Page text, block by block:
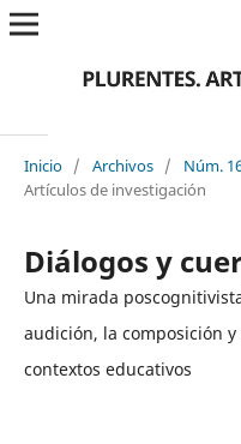
Inicio / Archivos / Núm.
Artículos de investigación
Diálogos y
Una mirada
audición, la composición
contextos educativos